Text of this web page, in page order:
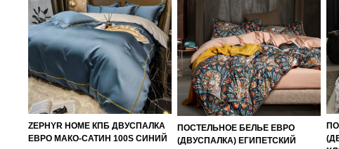
ZEPHYR HOME КПБ ДВУСПАЛКА
ЕВРО МАКО-САТИН 100S СИНИЙ
ПОСТЕЛЬНОЕ БЕЛЬЕ ЕВРО
(ДВУСПАЛКА) ЕГИПЕТСКИЙ